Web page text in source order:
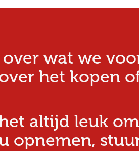
wat we
het kopen
altijd leuk
opnemen,